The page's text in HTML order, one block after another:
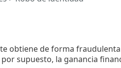
obtiene de forma
supuesto, la ganancia